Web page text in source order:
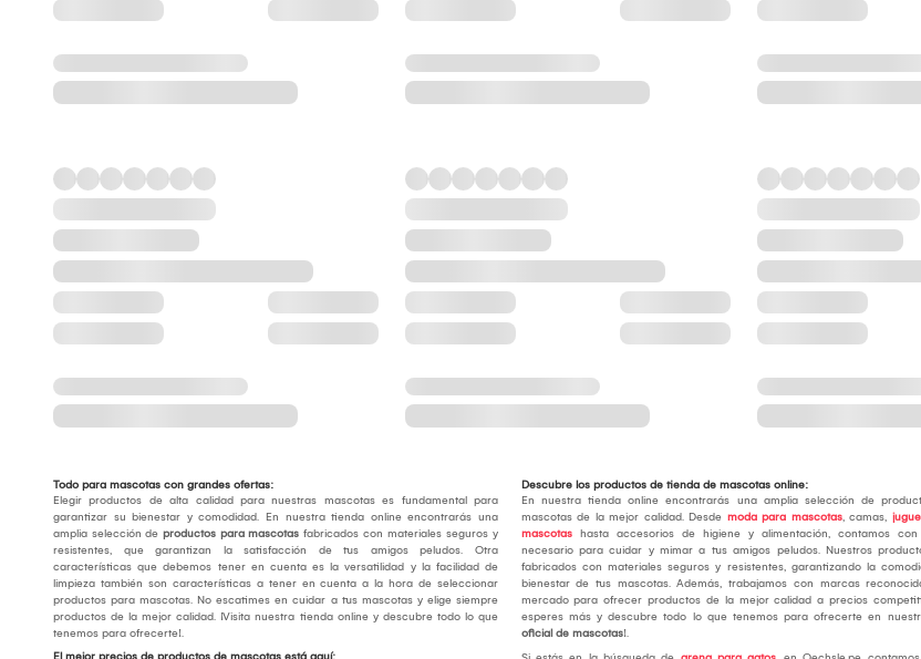
Todo para mascotas con grandes ofertas:
Elegir productos de alta calidad para nuestras mascotas es fundamental para
garantizar su bienestar y comodidad. En nuestra tienda online encontrarás una
amplia selección de productos para mascotas fabricados con materiales seguros y
resistentes, que garantizan la satisfacción de tus amigos peludos. Otra
características que debemos tener en cuenta es la versatilidad y la facilidad de
limpieza también son características a tener en cuenta a la hora de seleccionar
productos para mascotas. No escatimes en cuidar a tus mascotas y elige siempre
productos de la mejor calidad. ¡Visita nuestra tienda online y descubre todo lo que
tenemos para ofrecerte!.
Descubre los productos de tienda de mascotas online:
En nuestra tienda online encontrarás una amplia selección de
mascotas de la mejor calidad. Desde moda para mascotas, camas,
mascotashasta accesorios de higiene y alimentación, contamos
necesario para cuidar y mimar a tus amigos peludos. Nuestros
fabricados con materiales seguros y resistentes, garantizando la
bienestar de tus mascotas. Además, trabajamos con marcas
mercado para ofrecer productos de la mejor calidad a precios
esperes más y descubre todo lo que tenemos para ofrecerte en
oficial de mascotas!.